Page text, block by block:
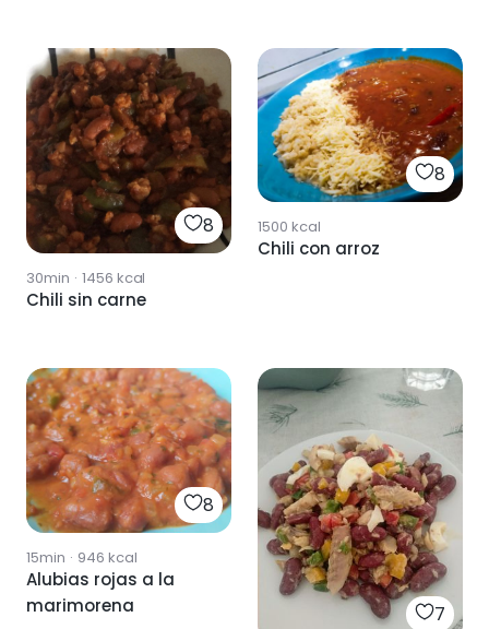
8
30min · 1456 kcal
Chili sin carne
8
1500 kcal
Chili con arroz
8
15min · 946 kcal
Alubias rojas a la
marimorena
7